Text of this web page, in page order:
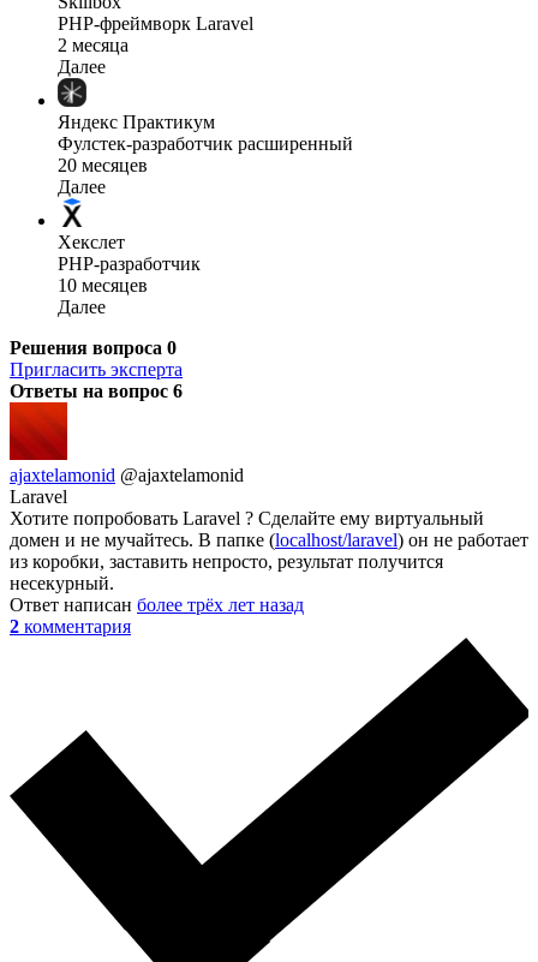
PHP-фреймворк Laravel
2 месяца
Далее
Яндекс Практикум
Фулстек-разработчик расширенный
20 месяцев
Далее
Хекслет
PHP-разработчик
10 месяцев
Далее
Решения вопроса 0
Пригласить эксперта
Ответы на вопрос 6
ajaxtelamonid @ajaxtelamonid
Laravel
Хотите попробовать Laravel ? Сделайте ему виртуальный
домен и не мучайтесь. В папке (localhost/laravel) он не работает
из коробки, заставить непросто, результат получится
несекурный.
Ответ написан более трёх лет назад
2 комментария